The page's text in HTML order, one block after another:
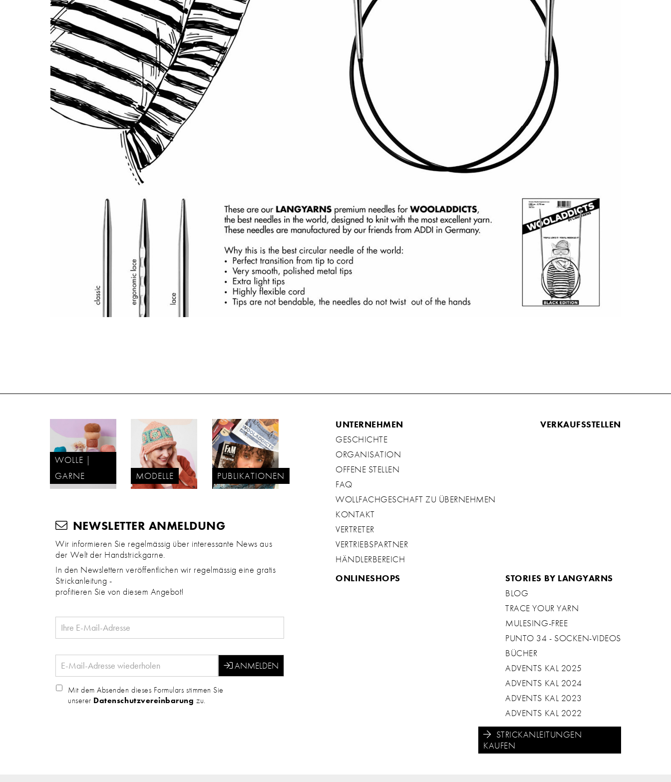
WOLLE |
GARNE
MODELLE PUBLIKATIONEN
NEWSLETTER ANMELDUNG
Wir informieren Sie regelmässig über interessante News aus
der Welt der Handstrickgarne.
In den Newslettern veröffentlichen wir regelmässig eine gratis
Strickanleitung -
profitieren Sie von diesem Angebot!
Mit dem Absenden dieses Formulars stimmen Sie
unserer Datenschutzvereinbarung zu.
UNTERNEHMEN
GESCHICHTE
ORGANISATION
OFFENE STELLEN
FAQ
WOLLFACHGESCHAFT ZU ÜBERNEHMEN
KONTAKT
VERTRETER
VERTRIEBSPARTNER
HÄNDLERBEREICH
VERKAUFSSTELLEN
ONLINESHOPS
STORIES BY LANGYARNS
BLOG
TRACE YOUR YARN
MULESING-FREE
PUNTO 34 - SOCKEN-VIDEOS
BÜCHER
ADVENTS KAL 2025
ADVENTS KAL 2024
ADVENTS KAL 2023
ADVENTS KAL 2022
STRICKANLEITUNGEN
KAUFEN